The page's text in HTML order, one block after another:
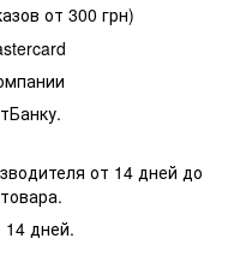
от 300 грн)
от 14 дней до
14 дней.